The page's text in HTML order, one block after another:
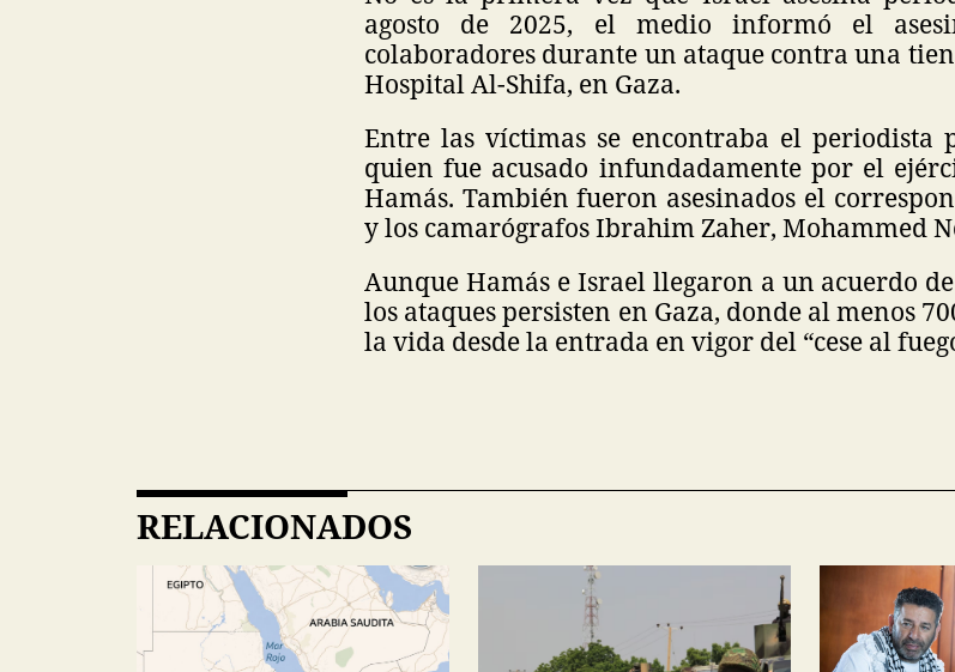
agosto de 2025, el medio informó el
colaboradores durante un ataque contra una
Hospital Al-Shifa, en Gaza.
Entre las víctimas se encontraba el periodista
quien fue acusado infundadamente por el
Hamás. También fueron asesinados el
y los camarógrafos Ibrahim Zaher, Mohammed
Aunque Hamás e Israel llegaron a un acuerdo
los ataques persisten en Gaza, donde al menos
la vida desde la entrada en vigor del “cese al
RELACIONADOS